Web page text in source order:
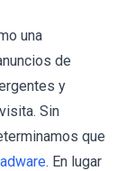
una
de
y
Sin
que
adware. En lugar